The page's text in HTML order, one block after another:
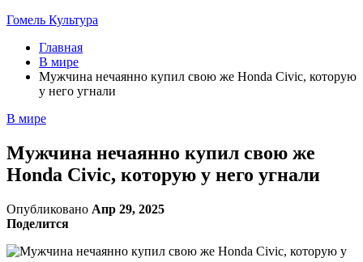
Гомель Культура
Главная
В мире
Мужчина нечаянно купил свою же Honda Civic, которую
у него угнали
В мире
Мужчина нечаянно купил свою же
Honda Civic, которую у него угнали
Опубликовано Апр 29, 2025
Поделится